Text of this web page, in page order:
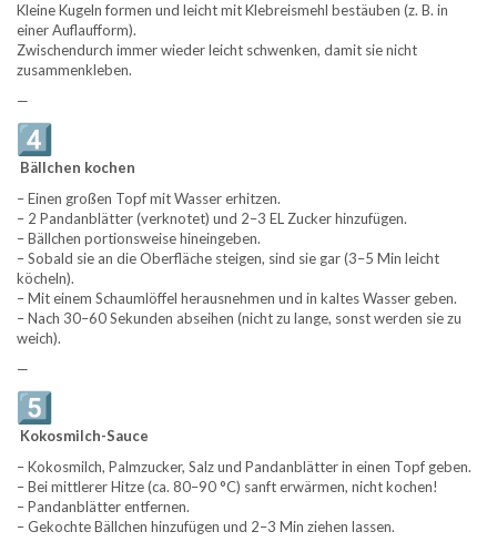
Kleine Kugeln formen und leicht mit Klebreismehl bestäuben (z. B. in
einer Auflaufform).
Zwischendurch immer wieder leicht schwenken, damit sie nicht
zusammenkleben.
—
Bällchen kochen
– Einen großen Topf mit Wasser erhitzen.
– 2 Pandanblätter (verknotet) und 2–3 EL Zucker hinzufügen.
– Bällchen portionsweise hineingeben.
– Sobald sie an die Oberfläche steigen, sind sie gar (3–5 Min leicht
köcheln).
– Mit einem Schaumlöffel herausnehmen und in kaltes Wasser geben.
– Nach 30–60 Sekunden abseihen (nicht zu lange, sonst werden sie zu
weich).
—
Kokosmilch-Sauce
– Kokosmilch, Palmzucker, Salz und Pandanblätter in einen Topf geben.
– Bei mittlerer Hitze (ca. 80–90 °C) sanft erwärmen, nicht kochen!
– Pandanblätter entfernen.
– Gekochte Bällchen hinzufügen und 2–3 Min ziehen lassen.